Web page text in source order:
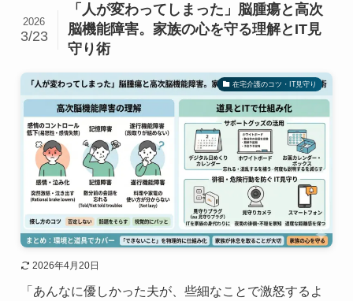
「人が変わってしまった」脳腫瘍と高次
脳機能障害。家族の心を守る理解とIT見
守り術
2026
3/23
在宅介護のコツ・IT見守り
2026年4月20日
「あんなに優しかった夫が、些細なことで激怒するよ